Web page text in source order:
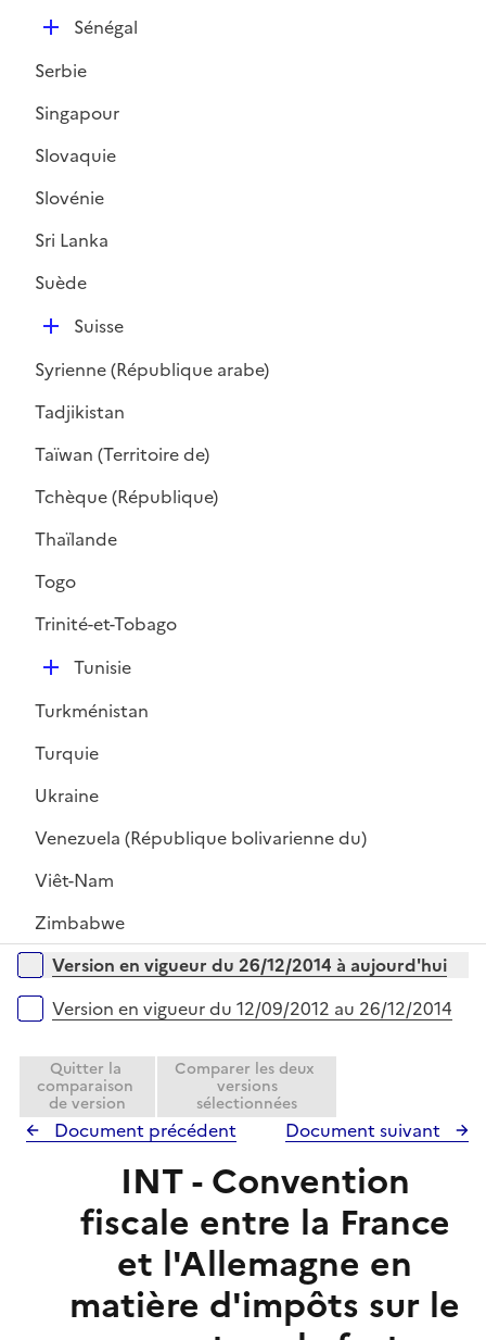
D
p
l
i
e
Sénégal
Serbie
Singapour
Slovaquie
Slovénie
Sri Lanka
Suède
D
p
l
i
e
Suisse
Syrienne (République arabe)
Tadjikistan
Taïwan (Territoire de)
Tchèque (République)
Thaïlande
Togo
Trinité-et-Tobago
D
p
l
e
Tunisie
Turkménistan
Turquie
Ukraine
Venezuela (République bolivarienne du)
Viêt-Nam
Zimbabwe
Versions sur la période
Version en vigueur du 26/12/2014 à aujourd'hui
Version en vigueur du 12/09/2012 au 26/12/2014
Quitter la
comparaison
de version
Comparer les deux
versions
sélectionnées
Document précédent Document suivant
INT - Convention
fiscale entre la France
et l'Allemagne en
matière d'impôts sur le